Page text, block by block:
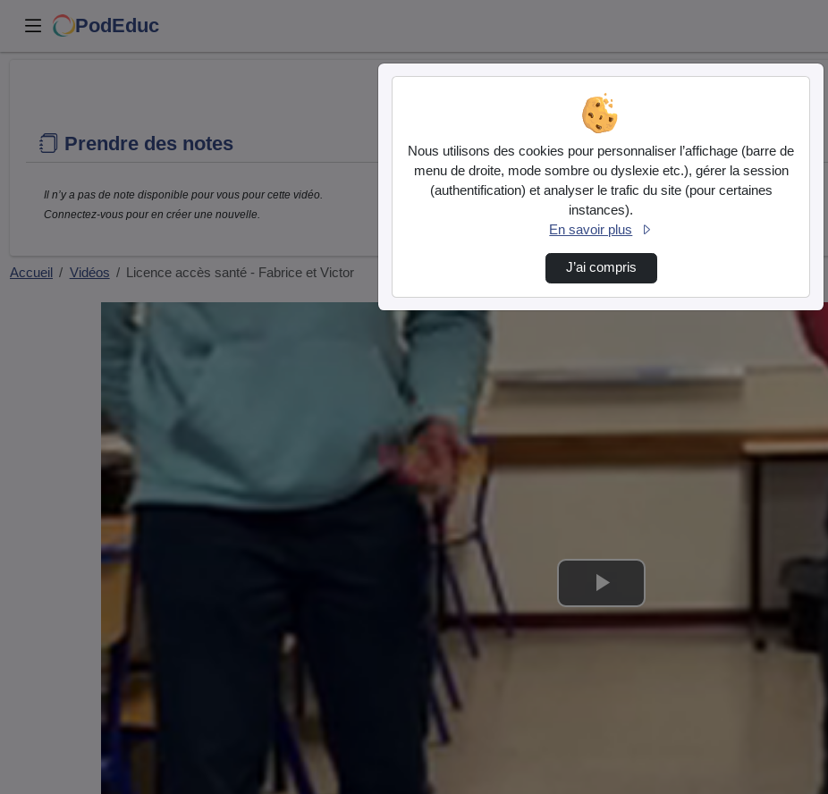
PodEduc
Prendre des notes
Il n’y a pas de note disponible pour vous pour cette vidéo.
Connectez-vous pour en créer une nouvelle.
Accueil Vidéos Licence accès santé - Fabrice et Victor
Lire
Nous utilisons des cookies pour personnaliser l’affichage (barre de
menu de droite, mode sombre ou dyslexie etc.), gérer la session
(authentification) et analyser le trafic du site (pour certaines
instances).
En savoir plus
J’ai compris